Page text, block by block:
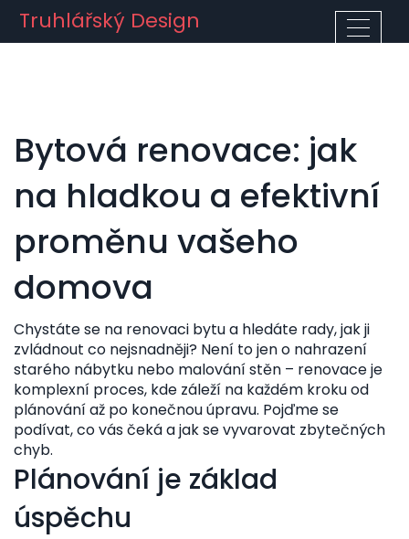
Truhlářský Design
Bytová renovace: jak
na hladkou a efektivní
proměnu vašeho
domova
Chystáte se na renovaci bytu a hledáte rady, jak ji
zvládnout co nejsnadněji? Není to jen o nahrazení
starého nábytku nebo malování stěn – renovace je
komplexní proces, kde záleží na každém kroku od
plánování až po konečnou úpravu. Pojďme se
podívat, co vás čeká a jak se vyvarovat zbytečných
chyb.
Plánování je základ
úspěchu